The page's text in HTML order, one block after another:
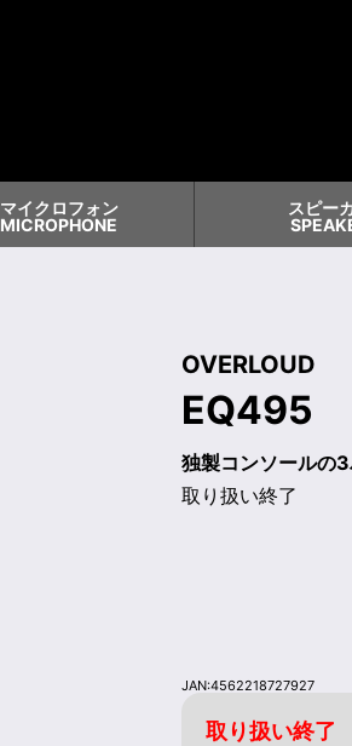
マイクロフォン
MICROPHONE
スピー
OVERLOUD
EQ495
独製コンソールの
取り扱い終了
JAN:4562218727927
取り扱い終了